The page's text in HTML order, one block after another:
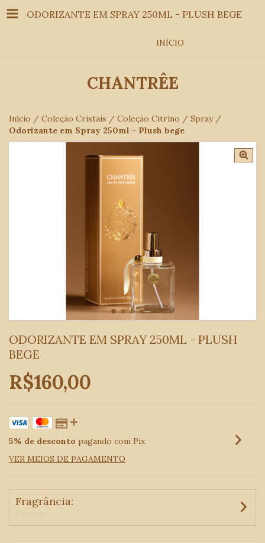
ODORIZANTE EM SPRAY 250ML - PLUSH BEGE
INÍCIO
CHANTRÊE
Início / Coleção Cristais / Coleção Citrino / Spray /
Odorizante em Spray 250ml - Plush bege
ODORIZANTE EM SPRAY 250ML - PLUSH
BEGE
R$160,00
5% de desconto pagando com Pix
VER MEIOS DE PAGAMENTO
Fragrância: